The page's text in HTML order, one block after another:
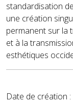
standardisation
une création
permanent sur la
et à la
esthétiques
Date de création